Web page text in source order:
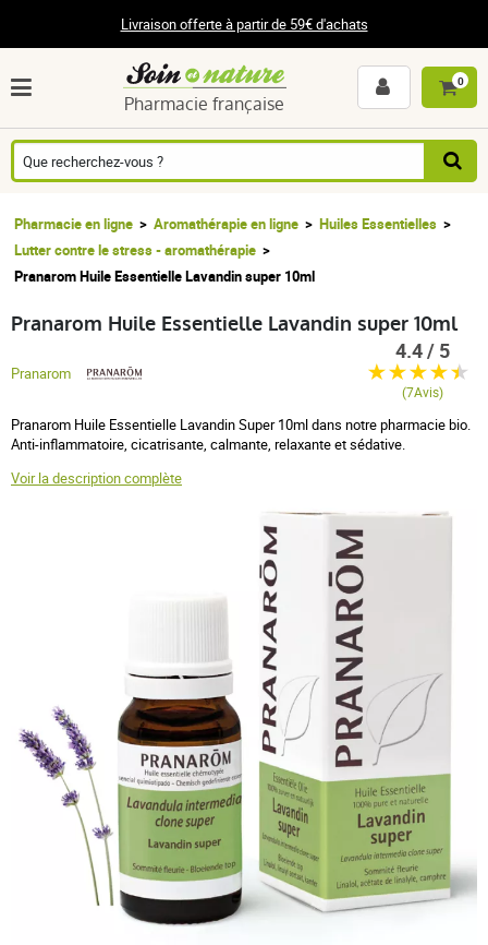
Livraison offerte à partir de 59€ d'achats
Pharmacie française
0
Pharmacie en ligne Aromathérapie en ligne
Huiles Essentielles
Lutter contre le stress - aromathérapie
Pranarom Huile Essentielle Lavandin super 10ml
Pranarom Huile Essentielle Lavandin super 10ml
Pranarom
Pranarom Huile Essentielle Lavandin Super 10ml dans notre pharmacie bio.
Anti-inflammatoire, cicatrisante, calmante, relaxante et sédative.
Voir la description complète
4.4 / 5
(7Avis)